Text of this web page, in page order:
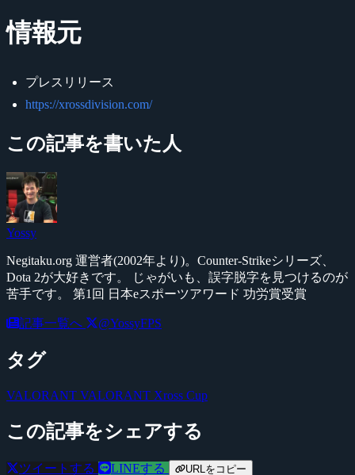
情報元
プレスリリース
https://xrossdivision.com/
この記事を書いた人
Yossy
Negitaku.org 運営者(2002年より)。Counter-Strikeシリーズ、
Dota 2が大好きです。 じゃがいも、誤字脱字を見つけるのが
苦手です。 第1回 日本eスポーツアワード 功労賞受賞
記事一覧へ @YossyFPS
タグ
VALORANT VALORANT Xross Cup
この記事をシェアする
ツイートする LINEする URLをコピー